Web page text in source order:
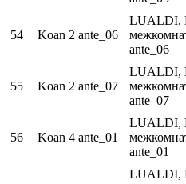
54 Koan 2 ante_06
LUALDI,
ante_06
55 Koan 2 ante_07
LUALDI,
ante_07
56 Koan 4 ante_01
LUALDI,
ante_01
LUALDI,